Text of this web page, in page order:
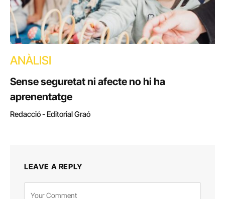
ANÀLISI
Sense seguretat ni afecte no hi ha
aprenentatge
Redacció - Editorial Graó
LEAVE A REPLY